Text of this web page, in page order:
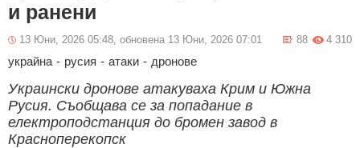
и ранени
13 Юни, 2026 05:48, обновена 13 Юни, 2026 07:01 4 310
88
украйна - русия - атаки - дронове
Украински дронове атакуваха Крим и Южна
Русия. Съобщава се за попадание в
електроподстанция до бромен завод в
Красноперекопск